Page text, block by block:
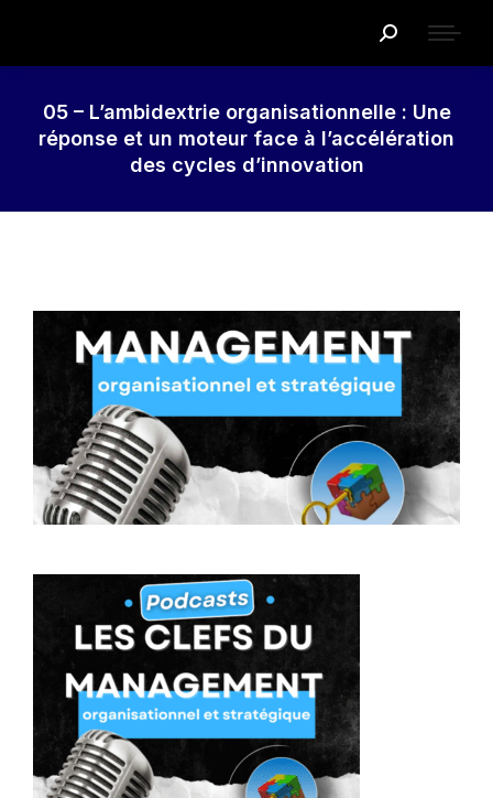
Recherche
:
05 – L’ambidextrie organisationnelle : Une
réponse et un moteur face à l’accélération
des cycles d’innovation